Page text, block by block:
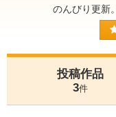
のんびり更新
投稿作品
3件